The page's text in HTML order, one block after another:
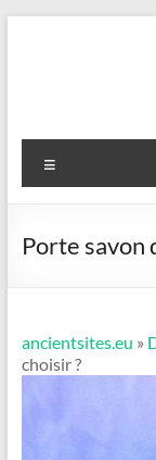
Porte savon
ancientsites.eu »
choisir ?